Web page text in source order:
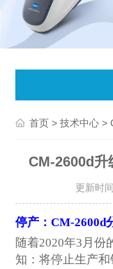
首页 >技术中心 >
CM-2600d升
更新时
停产：CM-2600d
随着2020年3月份
知：将停止生产